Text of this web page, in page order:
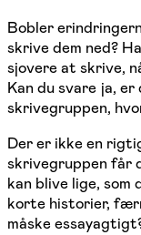
Bobler
skrive dem ned?
sjovere at skrive,
Kan du svare ja,
skrivegruppen,
Der er ikke en
skrivegruppen får
kan blive lige, som
korte historier,
måske